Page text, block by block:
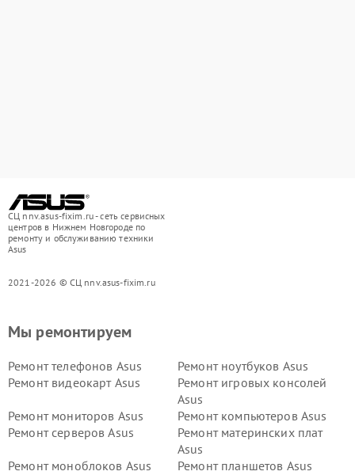
СЦ nnv.asus-fixim.ru - сеть сервисных
центров в Нижнем Новгороде по
ремонту и обслуживанию техники
Asus
2021-2026 © СЦ nnv.asus-fixim.ru
Мы ремонтируем
Ремонт телефонов Asus
Ремонт ноутбуков Asus
Ремонт видеокарт Asus
Ремонт игровых консолей
Asus
Ремонт мониторов Asus
Ремонт компьютеров Asus
Ремонт серверов Asus
Ремонт материнских плат
Asus
Ремонт моноблоков Asus
Ремонт планшетов Asus